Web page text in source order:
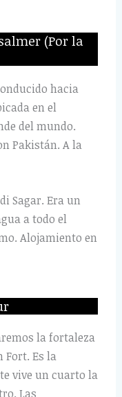
(Por la
hacia
en el
del mundo.
Pakistán. A la
Sagar. Era un
a todo el
Alojamiento en
la fortaleza
Fort. Es la
vive un cuarto la
Las